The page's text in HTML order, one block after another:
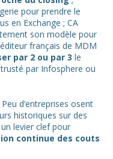
pour prendre le
en Exchange ; CA
son modèle pour
français de MDM
par 2 ou par 3 le
par Infosphere ou
d’entreprises osent
historiques sur des
levier clef pour
continue des couts